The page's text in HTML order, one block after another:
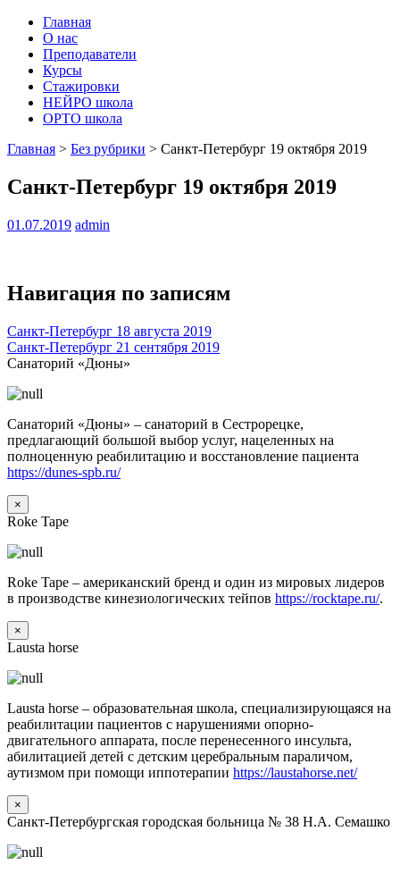
Главная
О нас
Преподаватели
Курсы
Стажировки
НЕЙРО школа
ОРТО школа
Главная > Без рубрики > Санкт-Петербург 19 октября 2019
Санкт-Петербург 19 октября 2019
01.07.2019 admin
Навигация по записям
Санкт-Петербург 18 августа 2019
Санкт-Петербург 21 сентября 2019
Санаторий «Дюны»
Санаторий «Дюны» – санаторий в Сестрорецке,
предлагающий большой выбор услуг, нацеленных на
полноценную реабилитацию и восстановление пациента
https://dunes-spb.ru/
×
Roke Tape
Roke Tape – американский бренд и один из мировых лидеров
в производстве кинезиологических тейпов https://rocktape.ru/.
×
Lausta horse
Lausta horse – образовательная школа, специализирующаяся на
реабилитации пациентов с нарушениями опорно-
двигательного аппарата, после перенесенного инсульта,
абилитацией детей с детским церебральным параличом,
аутизмом при помощи иппотерапии https://laustahorse.net/
×
Санкт-Петербургская городская больница № 38 Н.А. Семашко